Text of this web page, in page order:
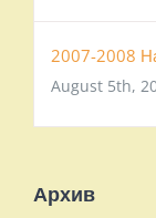
2007-2008
August 5th,
Архив